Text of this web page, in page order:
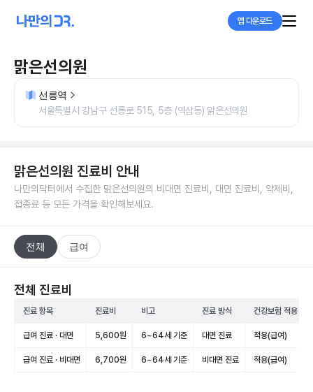
앱 다운로드
맑은선의원
선릉역
서울특별시 강남구 선릉로 515, 5층 (역삼동) 맑은선의원
맑은선의원 진료비 안내
나만의닥터에서 수집한 맑은선의원의 비대면 진료비, 대면 진료비, 약제비,
접종료 등 모든 가격을 확인해보세요.
전체 급여
전체 진료비
진료 항목 진료비 비고 진료 방식 건강보험 적용
급여 진료 · 대면 5,600원 6~64세 기준 대면 진료 적용(급여)
급여 진료 · 비대면 6,700원 6~64세 기준 비대면 진료 적용(급여)